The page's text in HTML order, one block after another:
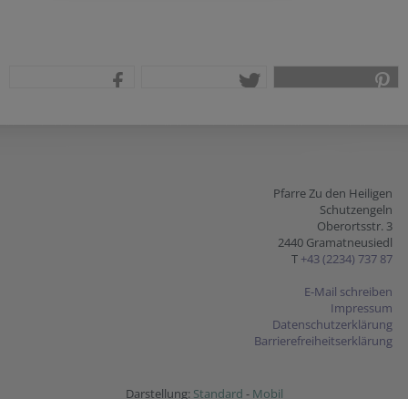
Pfarre Zu den Heiligen
Schutzengeln
Oberortsstr. 3
2440 Gramatneusiedl
T +43 (2234) 737 87
E-Mail schreiben
Impressum
Datenschutzerklärung
Barrierefreiheitserklärung
Darstellung: Standard - Mobil